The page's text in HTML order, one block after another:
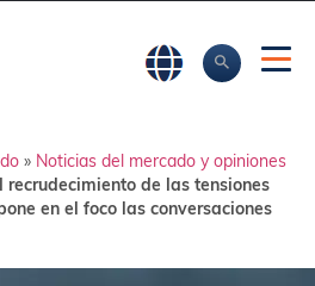
» Noticias del mercado y opiniones
recrudecimiento de las tensiones
en el foco las conversaciones